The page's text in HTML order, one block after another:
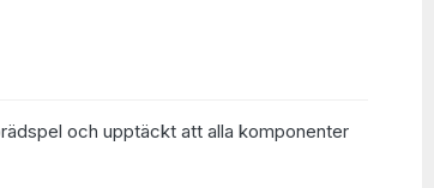
och upptäckt att alla komponenter